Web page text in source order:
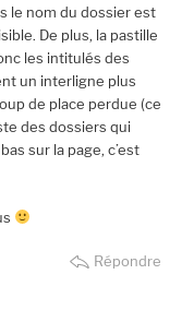
le nom du dossier est
De plus, la pastille
les intitulés des
un interligne plus
de place perdue (ce
des dossiers qui
sur la page, c’est
Répondre